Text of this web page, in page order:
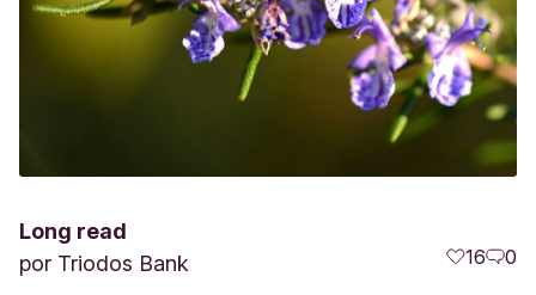
Long read
por Triodos Bank 16 0